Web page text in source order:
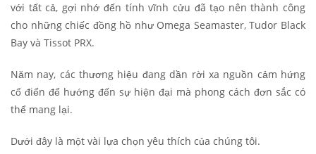
với tất cả, gợi nhớ đến tính vĩnh cửu đã tạo nên thành công
cho những chiếc đồng hồ như Omega Seamaster, Tudor Black
Bay và Tissot PRX.
Năm nay, các thương hiệu đang dần rời xa nguồn cảm hứng
cổ điển để hướng đến sự hiện đại mà phong cách đơn sắc có
thể mang lại.
Dưới đây là một vài lựa chọn yêu thích của chúng tôi.